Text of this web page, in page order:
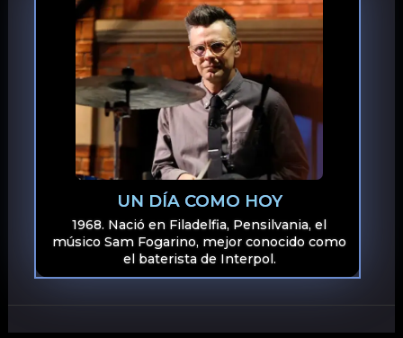
UN DÍA COMO HOY
1968. Nació en Filadelfia, Pensilvania, el
músico Sam Fogarino, mejor conocido como
el baterista de Interpol.